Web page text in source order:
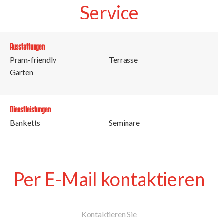
Service
Ausstattungen
Pram-friendly
Garten
Terrasse
Dienstleistungen
Banketts
Seminare
Per E-Mail kontaktieren
Kontaktieren Sie